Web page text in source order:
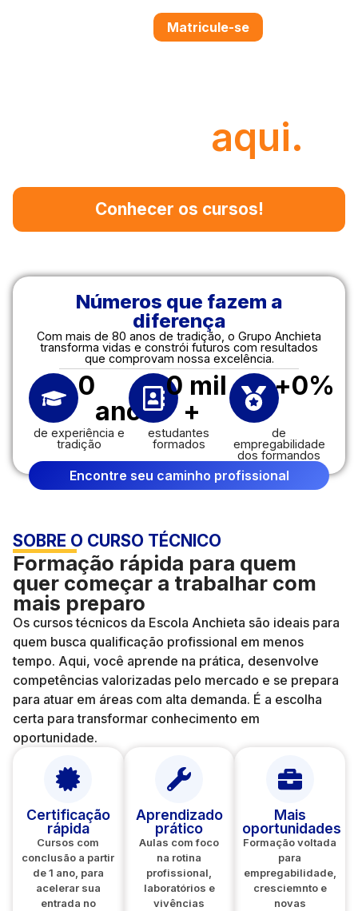
Matricule-se
aqui.
Conhecer os cursos!
Números que fazem a
diferença
Com mais de 80 anos de tradição, o Grupo Anchieta
transforma vidas e constrói futuros com resultados
que comprovam nossa excelência.
0
anos
de experiência e
tradição
0
+
estudantes
formados
+0%
de
empregabilidade
dos formandos
Encontre seu caminho profissional
SOBRE O CURSO TÉCNICO
Formação rápida para quem
quer começar a trabalhar com
mais preparo
Os cursos técnicos da Escola Anchieta são ideais para
quem busca qualificação profissional em menos
tempo. Aqui, você aprende na prática, desenvolve
competências valorizadas pelo mercado e se prepara
para atuar em áreas com alta demanda. É a escolha
certa para transformar conhecimento em
oportunidade.
Certificação
rápida
Cursos com
conclusão a partir
de 1 ano, para
acelerar sua
entrada no
Aprendizado
prático
Aulas com foco
na rotina
profissional,
laboratórios e
vivências
Mais
oportunidades
Formação voltada
para
empregabilidade,
cresciemnto e
novas